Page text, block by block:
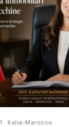
· Italia-Marocco